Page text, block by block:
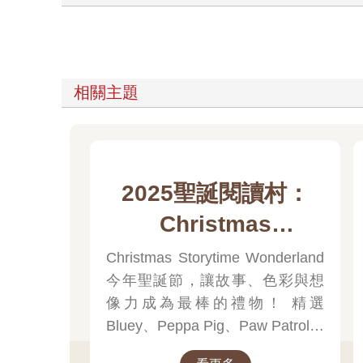
相關主題
2025聖誕閱讀村：
Christmas
Storytime
Wonderland
Christmas Storytime Wonderland
今年聖誕節，讓故事、色彩與想
像力成為最棒的禮物！ 精選
Bluey、Peppa Pig、Paw Patrol、
迪士尼、尋找威力等經典角色的